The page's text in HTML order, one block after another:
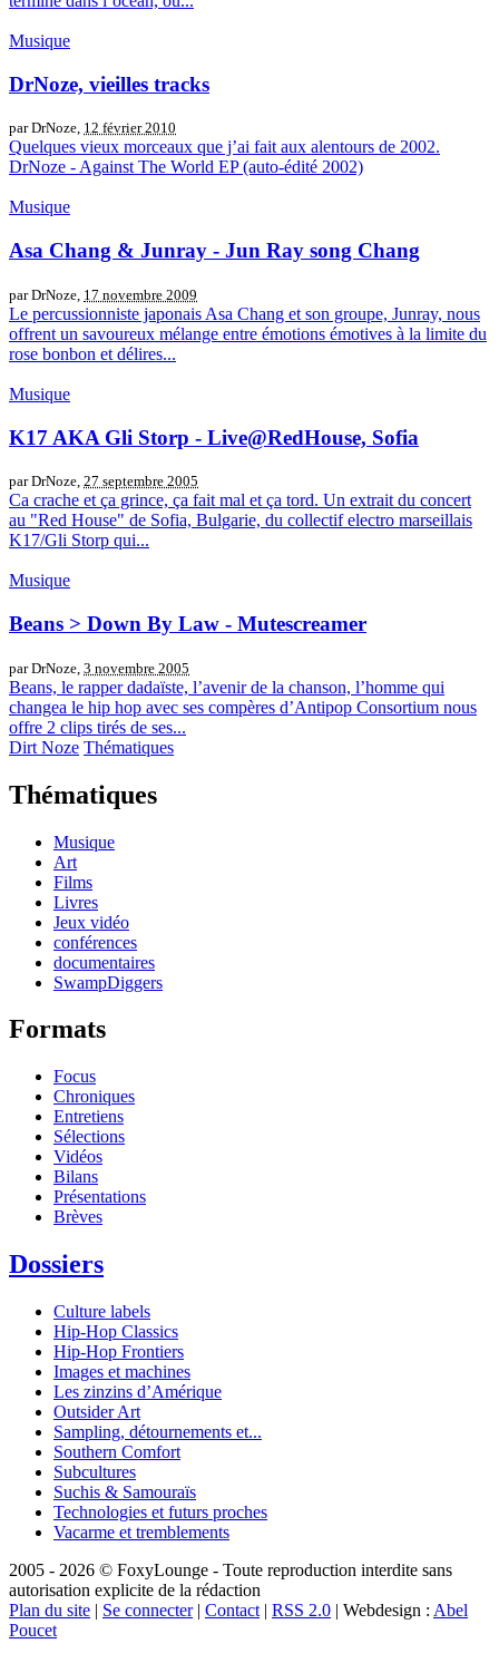
Musique
DrNoze, vieilles tracks
par DrNoze, 12 février 2010
Quelques vieux morceaux que j’ai fait aux alentours de 2002.
DrNoze - Against The World EP (auto-édité 2002)
Musique
Asa Chang & Junray - Jun Ray song Chang
par DrNoze, 17 novembre 2009
Le percussionniste japonais Asa Chang et son groupe, Junray, nous
offrent un savoureux mélange entre émotions émotives à la limite du
rose bonbon et délires...
Musique
K17 AKA Gli Storp - Live@RedHouse, Sofia
par DrNoze, 27 septembre 2005
Ca crache et ça grince, ça fait mal et ça tord. Un extrait du concert
au "Red House" de Sofia, Bulgarie, du collectif electro marseillais
K17/Gli Storp qui...
Musique
Beans > Down By Law - Mutescreamer
par DrNoze, 3 novembre 2005
Beans, le rapper dadaïste, l’avenir de la chanson, l’homme qui
changea le hip hop avec ses compères d’Antipop Consortium nous
offre 2 clips tirés de ses...
Dirt Noze Thématiques
Thématiques
Musique
Art
Films
Livres
Jeux vidéo
conférences
documentaires
SwampDiggers
Formats
Focus
Chroniques
Entretiens
Sélections
Vidéos
Bilans
Présentations
Brèves
Dossiers
Culture labels
Hip-Hop Classics
Hip-Hop Frontiers
Images et machines
Les zinzins d’Amérique
Outsider Art
Sampling, détournements et...
Southern Comfort
Subcultures
Suchis & Samouraïs
Technologies et futurs proches
Vacarme et tremblements
2005 - 2026 © FoxyLounge - Toute reproduction interdite sans
autorisation explicite de la rédaction
Plan du site | Se connecter| Contact | RSS 2.0 | Webdesign : Abel
Poucet